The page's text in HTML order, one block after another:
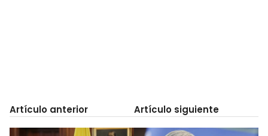
Artículo anterior Artículo siguiente